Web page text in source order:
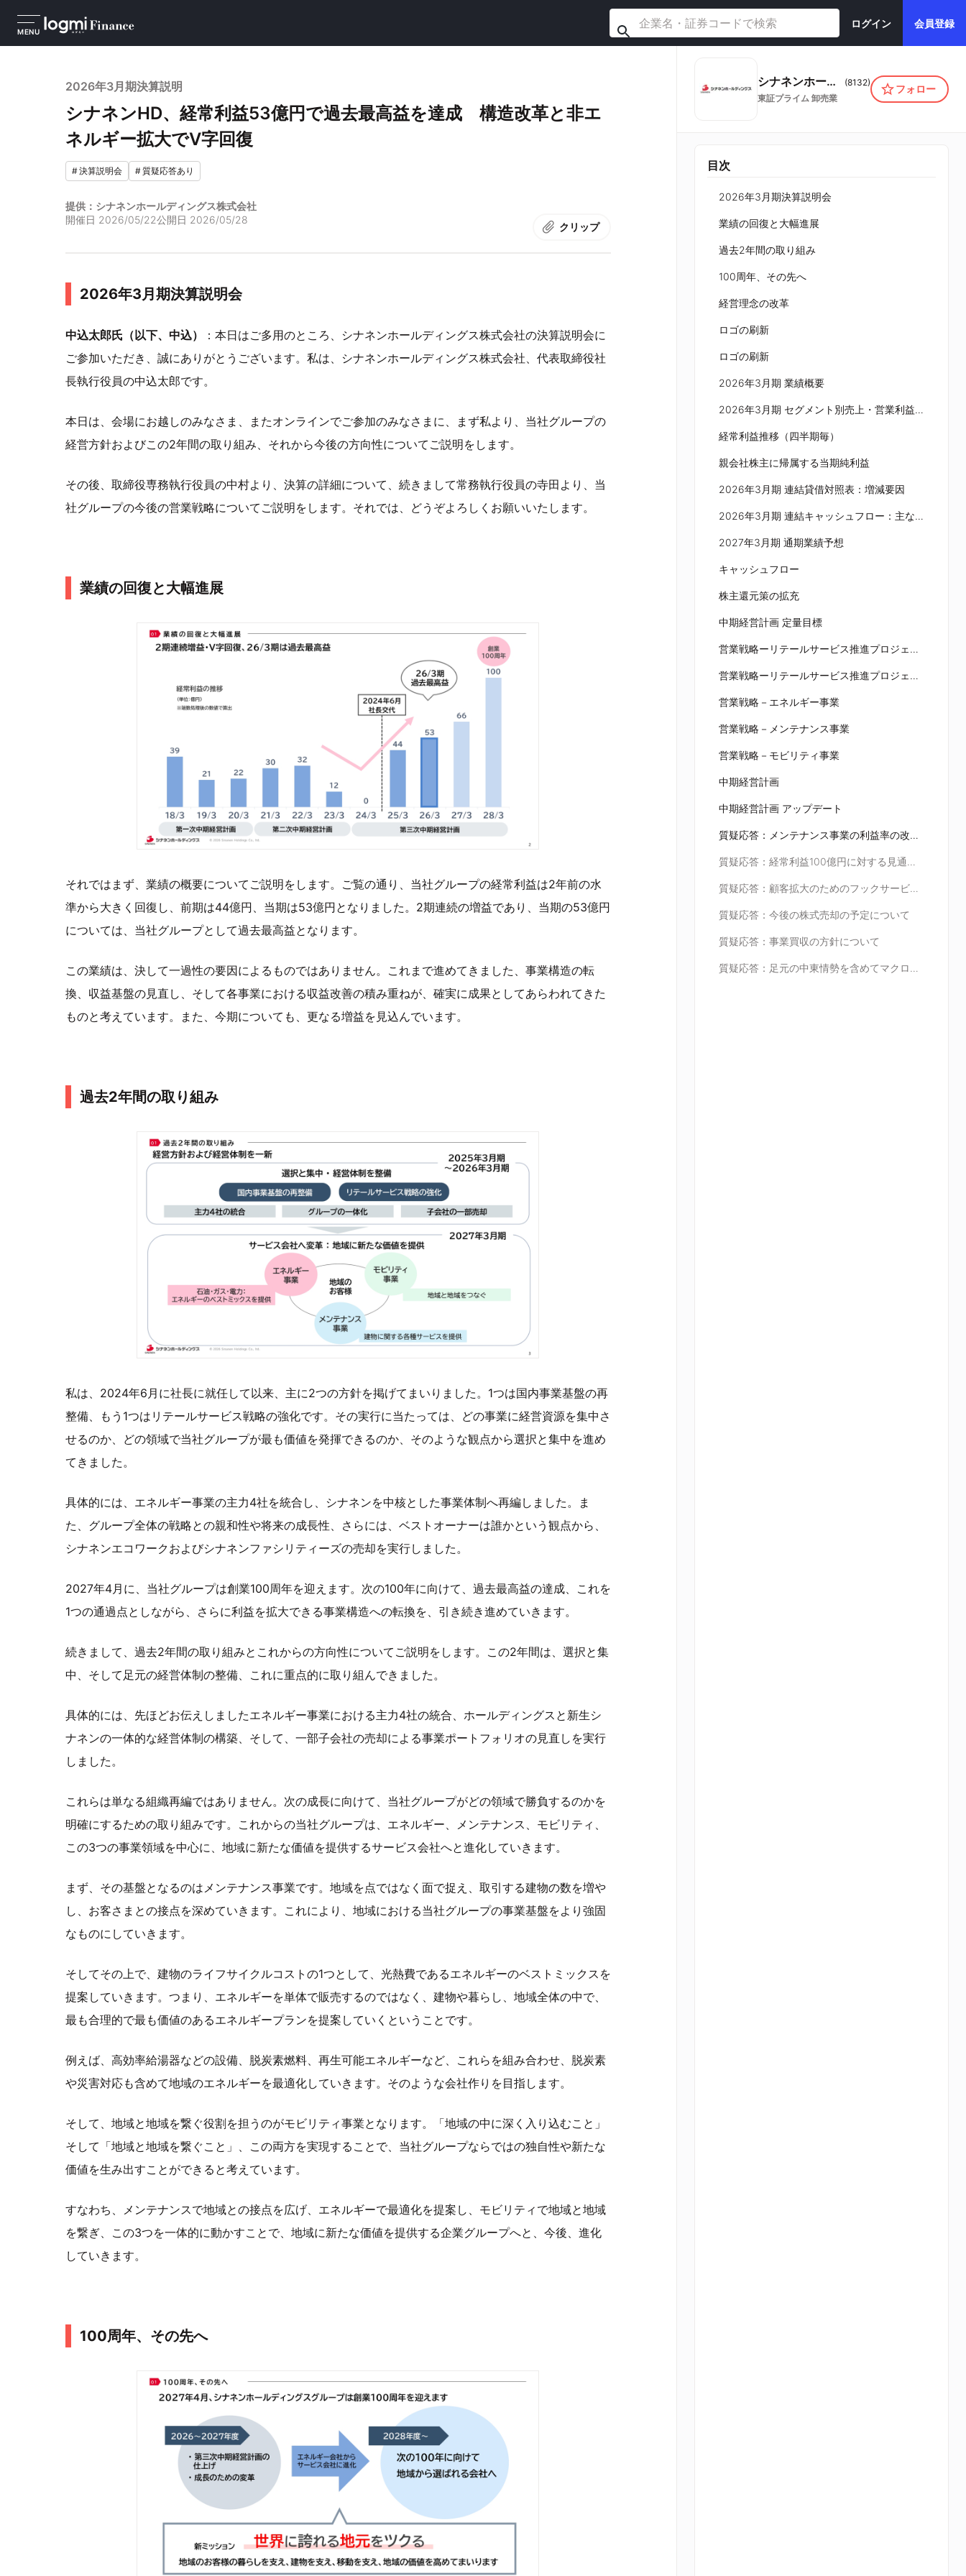
MENU
ログイン 会員登録
2026年3月期決算説明
シナネンHD、経常利益53億円で過去最高益を達成 構造改革と非エ
ネルギー拡大でV字回復
#決算説明会 #質疑応答あり
提供：シナネンホールディングス株式会社
開催日 2026/05/22公開日 2026/05/28
クリップ
2026年3月期決算説明会
中込太郎氏（以下、中込）
：本日はご多用のところ、シナネンホールディングス株式会社の決算説明会に
ご参加いただき、誠にありがとうございます。私は、シナネンホールディングス株式会社、代表取締役社
長執行役員の中込太郎です。
本日は、会場にお越しのみなさま、またオンラインでご参加のみなさまに、まず私より、当社グループの
経営方針およびこの2年間の取り組み、それから今後の方向性についてご説明をします。
その後、取締役専務執行役員の中村より、決算の詳細について、続きまして常務執行役員の寺田より、当
社グループの今後の営業戦略についてご説明をします。それでは、どうぞよろしくお願いいたします。
業績の回復と大幅進展
それではまず、業績の概要についてご説明をします。ご覧の通り、当社グループの経常利益は2年前の水
準から大きく回復し、前期は44億円、当期は53億円となりました。2期連続の増益であり、当期の53億円
については、当社グループとして過去最高益となります。
この業績は、決して一過性の要因によるものではありません。これまで進めてきました、事業構造の転
換、収益基盤の見直し、そして各事業における収益改善の積み重ねが、確実に成果としてあらわれてきた
ものと考えています。また、今期についても、更なる増益を見込んでいます。
過去2年間の取り組み
私は、2024年6月に社長に就任して以来、主に2つの方針を掲げてまいりました。1つは国内事業基盤の再
整備、もう1つはリテールサービス戦略の強化です。その実行に当たっては、どの事業に経営資源を集中さ
せるのか、どの領域で当社グループが最も価値を発揮できるのか、そのような観点から選択と集中を進め
てきました。
具体的には、エネルギー事業の主力4社を統合し、シナネンを中核とした事業体制へ再編しました。ま
た、グループ全体の戦略との親和性や将来の成長性、さらには、ベストオーナーは誰かという観点から、
シナネンエコワークおよびシナネンファシリティーズの売却を実行しました。
2027年4月に、当社グループは創業100周年を迎えます。次の100年に向けて、過去最高益の達成、これを
1つの通過点としながら、さらに利益を拡大できる事業構造への転換を、引き続き進めていきます。
続きまして、過去2年間の取り組みとこれからの方向性についてご説明をします。この2年間は、選択と集
中、そして足元の経営体制の整備、これに重点的に取り組んできました。
具体的には、先ほどお伝えしましたエネルギー事業における主力4社の統合、ホールディングスと新生シ
ナネンの一体的な経営体制の構築、そして、一部子会社の売却による事業ポートフォリオの見直しを実行
しました。
これらは単なる組織再編ではありません。次の成長に向けて、当社グループがどの領域で勝負するのかを
明確にするための取り組みです。これからの当社グループは、エネルギー、メンテナンス、モビリティ、
この3つの事業領域を中心に、地域に新たな価値を提供するサービス会社へと進化していきます。
まず、その基盤となるのはメンテナンス事業です。地域を点ではなく面で捉え、取引する建物の数を増や
し、お客さまとの接点を深めていきます。これにより、地域における当社グループの事業基盤をより強固
なものにしていきます。
そしてその上で、建物のライフサイクルコストの1つとして、光熱費であるエネルギーのベストミックスを
提案していきます。つまり、エネルギーを単体で販売するのではなく、建物や暮らし、地域全体の中で、
最も合理的で最も価値のあるエネルギープランを提案していくということです。
例えば、高効率給湯器などの設備、脱炭素燃料、再生可能エネルギーなど、これらを組み合わせ、脱炭素
や災害対応も含めて地域のエネルギーを最適化していきます。そのような会社作りを目指します。
そして、地域と地域を繋ぐ役割を担うのがモビリティ事業となります。「地域の中に深く入り込むこと」
そして「地域と地域を繋ぐこと」、この両方を実現することで、当社グループならではの独自性や新たな
価値を生み出すことができると考えています。
すなわち、メンテナンスで地域との接点を広げ、エネルギーで最適化を提案し、モビリティで地域と地域
を繋ぎ、この3つを一体的に動かすことで、地域に新たな価値を提供する企業グループへと、今後、進化
していきます。
100周年、その先へ
シナネンホールディングス株式会社 (8132)
東証プライム 卸売業
フォロー
目次
2026年3月期決算説明会
業績の回復と大幅進展
過去2年間の取り組み
100周年、その先へ
経営理念の改革
ロゴの刷新
ロゴの刷新
2026年3月期 業績概要
2026年3月期 セグメント別売上・営業利益概況
経常利益推移（四半期毎）
親会社株主に帰属する当期純利益
2026年3月期 連結貸借対照表：増減要因
2026年3月期 連結キャッシュフロー：主な内容
2027年3月期 通期業績予想
キャッシュフロー
株主還元策の拡充
中期経営計画 定量目標
営業戦略ーリテールサービス推進プロジェクト
営業戦略ーリテールサービス推進プロジェクト
営業戦略－エネルギー事業
営業戦略－メンテナンス事業
営業戦略－モビリティ事業
中期経営計画
中期経営計画 アップデート
質疑応答：メンテナンス事業の利益率の改善について
質疑応答：経常利益100億円に対する見通しについて
質疑応答：顧客拡大のためのフックサービスの内容について
質疑応答：今後の株式売却の予定について
質疑応答：事業買収の方針について
質疑応答：足元の中東情勢を含めてマクロ環境の影響について